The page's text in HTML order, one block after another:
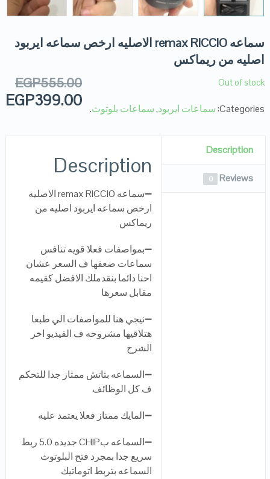
سماعه remax RICCIO الاصليه ارخص سماعه ايربود
اصليه من ريماكس
EGP555.00
EGP399.00
Out of stock
Categories: سماعات ايربود,سماعات بلوتوث.
Description
Reviews
0
Description
➖سماعه remax RICCIO الاصليه
ارخص سماعه ايربود اصليه من
ريماكس
➖بمواصفات فعلا قويه تنافس
سماعات ضعفها ف السعر عشان
احنا دائما بنقدملك الافضل كقيمه
مقابل سعرها
➖نيجي هنا للمواصفات الي طبعا
هتلاقيها مشروحه ف الفيديو اخر
الشرح
➖السماعه بتاتش ممتاز جدا للتحكم
ف كل الوظائف
➖المايك ممتاز فعلا يعتمد عليه
➖السماعه بCHIP جديده 5.0 ربط
سريع جدا بمجرد فتح البلوتوث
السماعه بتربط اتوماتيك